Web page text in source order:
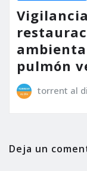
pulmón
torrent al
Deja un